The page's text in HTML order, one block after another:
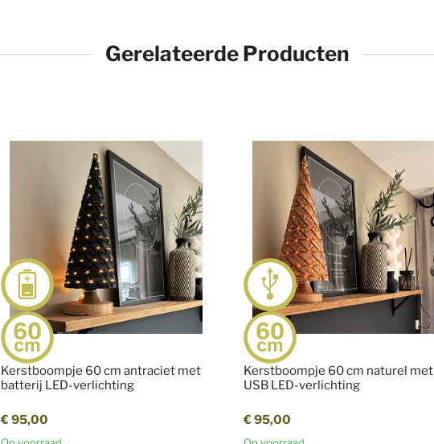
Gerelateerde Producten
Kerstboompje 60 cm antraciet met
batterij LED-verlichting
€ 95,00
Kerstboompje 60 cm naturel met
USB LED-verlichting
€ 95,00